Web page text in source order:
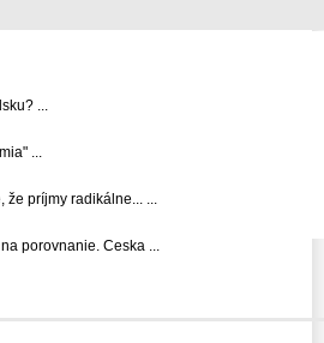
...
...
že príjmy radikálne... ...
porovnanie. Ceska ...